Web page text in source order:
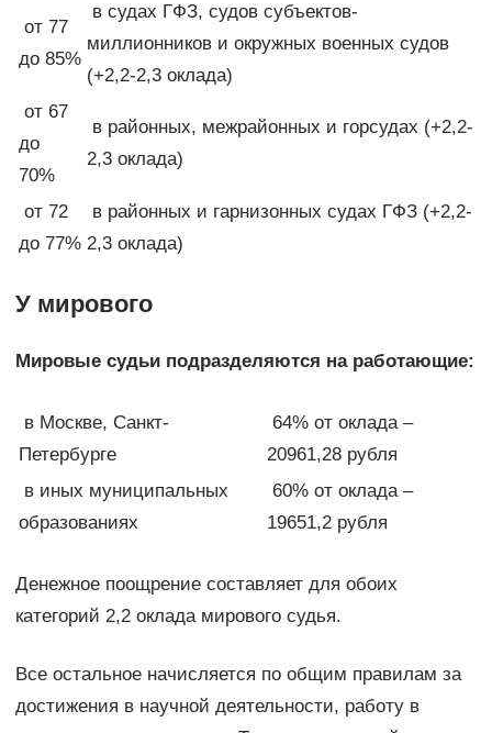
от 77
до 85%
в судах ГФЗ, судов субъектов-
миллионников и окружных военных судов
(+2,2-2,3 оклада)
от 67
до
70%
в районных, межрайонных и горсудах (+2,2-
2,3 оклада)
от 72
до 77%
в районных и гарнизонных судах ГФЗ (+2,2-
2,3 оклада)
У мирового
Мировые судьи подразделяются на работающие:
в Москве, Санкт-
Петербурге
64% от оклада –
20961,28 рубля
в иных муниципальных
образованиях
60% от оклада –
19651,2 рубля
Денежное поощрение составляет для обоих
категорий 2,2 оклада мирового судья.
Все остальное начисляется по общим правилам за
достижения в научной деятельности, работу в